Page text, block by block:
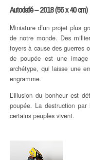
Autodafé – 2018 (55 x 40 cm)
Miniature d’un projet plus
de notre monde. Des
foyers à cause des guerres
de poupée est une
archétype, qui laisse une
engramme.
L’illusion du bonheur est
poupée. La destruction
certains peuples vivent.